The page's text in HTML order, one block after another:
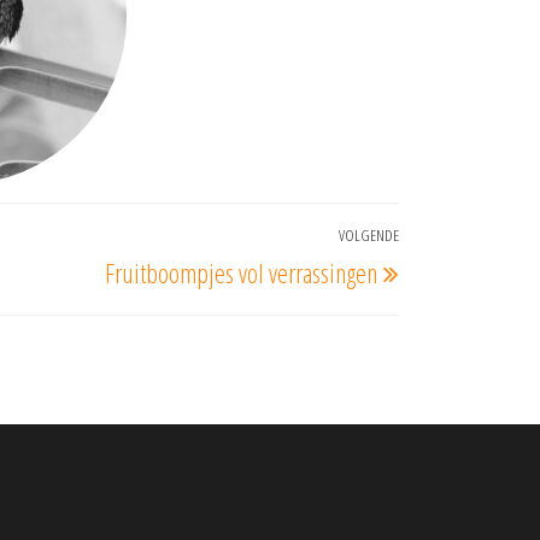
Volgend
VOLGENDE
Fruitboompjes vol verrassingen